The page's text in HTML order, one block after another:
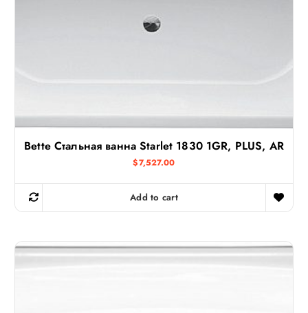
Bette Стальная ванна Starlet 1830 1GR, PLUS, AR
$7,527.00
Add to cart